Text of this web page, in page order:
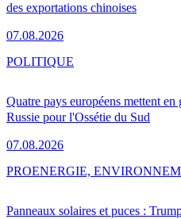
des exportations chinoises
07.08.2026
Quatre pays européens mettent
Russie pour l'Ossétie du Sud
07.08.2026
POLITIQUE
Panneaux solaires et puces :
PROENERGIE,